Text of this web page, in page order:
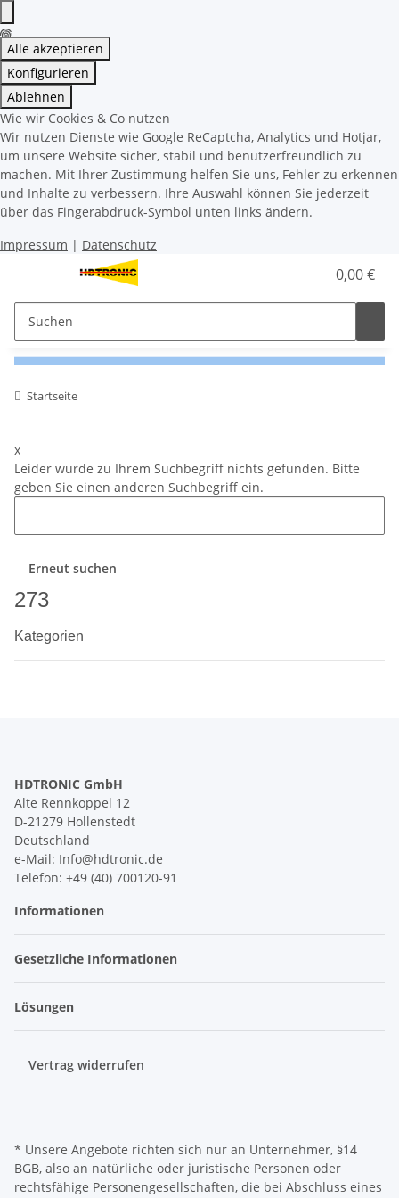
Alle akzeptieren
Konfigurieren
Ablehnen
Wie wir Cookies & Co nutzen
Wir nutzen Dienste wie Google ReCaptcha, Analytics und Hotjar,
um unsere Website sicher, stabil und benutzerfreundlich zu
machen. Mit Ihrer Zustimmung helfen Sie uns, Fehler zu erkennen
und Inhalte zu verbessern. Ihre Auswahl können Sie jederzeit
über das Fingerabdruck-Symbol unten links ändern.
Impressum | Datenschutz
0,00 €
Startseite
x
Leider wurde zu Ihrem Suchbegriff nichts gefunden. Bitte
geben Sie einen anderen Suchbegriff ein.
Erneut suchen
273
Kategorien
HDTRONIC GmbH
Alte Rennkoppel 12
D-21279 Hollenstedt
Deutschland
e-Mail: Info@hdtronic.de
Telefon: +49 (40) 700120-91
Informationen
Gesetzliche Informationen
Lösungen
Vertrag widerrufen
* Unsere Angebote richten sich nur an Unternehmer, §14
BGB, also an natürliche oder juristische Personen oder
rechtsfähige Personengesellschaften, die bei Abschluss eines